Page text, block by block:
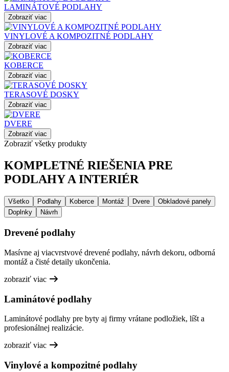
LAMINÁTOVÉ PODLAHY
Zobraziť viac
VINYLOVÉ A KOMPOZITNÉ PODLAHY
Zobraziť viac
KOBERCE
Zobraziť viac
TERASOVÉ DOSKY
Zobraziť viac
DVERE
Zobraziť viac
Zobraziť všetky produkty
KOMPLETNÉ RIEŠENIA PRE
PODLAHY A INTERIÉR
Všetko Podlahy Koberce Montáž Dvere
Obkladové panely
Doplnky
Návrh
Drevené podlahy
Masívne aj viacvrstvové drevené podlahy, návrh dekoru, odborná
montáž a čisté detaily ukončenia.
zobraziť viac
Laminátové podlahy
Laminátové podlahy pre byty aj firmy vrátane podložiek, líšt a
profesionálnej realizácie.
zobraziť viac
Vinylové a kompozitné podlahy